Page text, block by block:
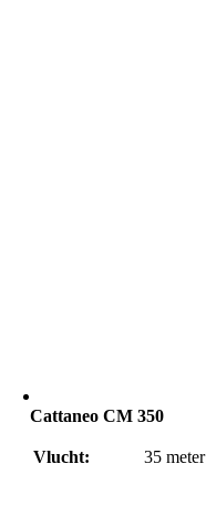
Cattaneo CM 350
Vlucht: 35meter